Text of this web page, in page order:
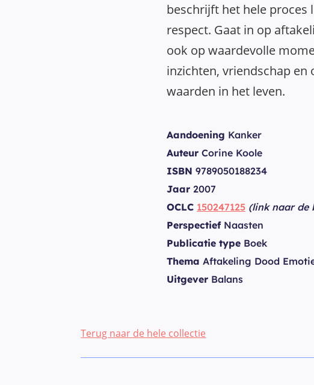
beschrijft het hele proces
respect. Gaat in op
ook op waardevolle
inzichten, vriendschap en
waarden in het leven.
Aandoening Kanker
Auteur Corine Koole
ISBN 9789050188234
Jaar 2007
OCLC 150247125 (link naar de
PerspectiefNaasten
Publicatie type Boek
Thema Aftakeling Dood
Uitgever Balans
Terug naar de hele collectie